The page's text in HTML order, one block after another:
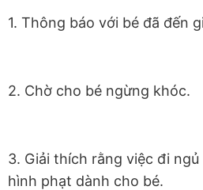
1. Thông báo với bé đã đến
2. Chờ cho bé ngừng khóc.
3. Giải thích rằng việc đi
hình phạt dành cho bé.